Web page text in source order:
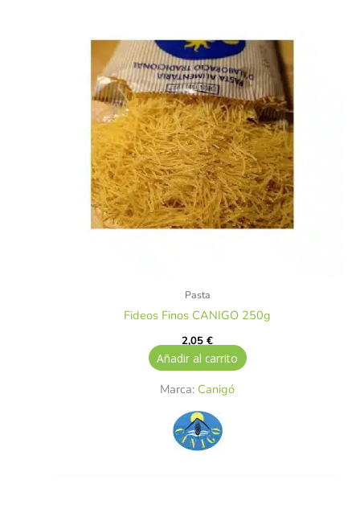
Pasta
Fideos Finos CANIGO 250g
2,05€
Añadir al carrito
Marca: Canigó